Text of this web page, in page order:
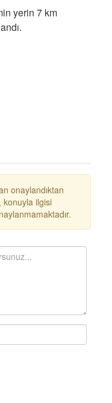
yerin 7 km
onaylandıktan
konuyla ilgisi